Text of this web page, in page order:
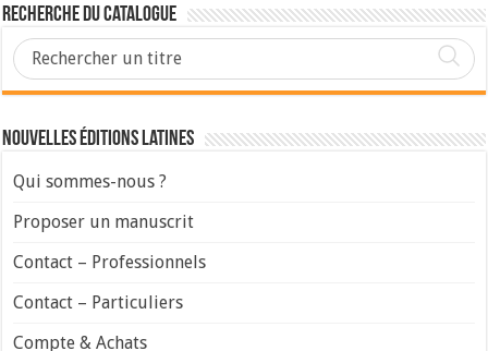
Recherche du Catalogue
Nouvelles Éditions Latines
Qui sommes-nous ?
Proposer un manuscrit
Contact – Professionnels
Contact – Particuliers
Compte & Achats